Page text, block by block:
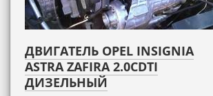
ДВИГАТЕЛЬ OPEL INSIGNIA
ASTRA ZAFIRA 2.0CDTI
ДИЗЕЛЬНЫЙ